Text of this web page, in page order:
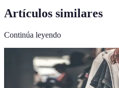
Artículos similares
Continúa leyendo